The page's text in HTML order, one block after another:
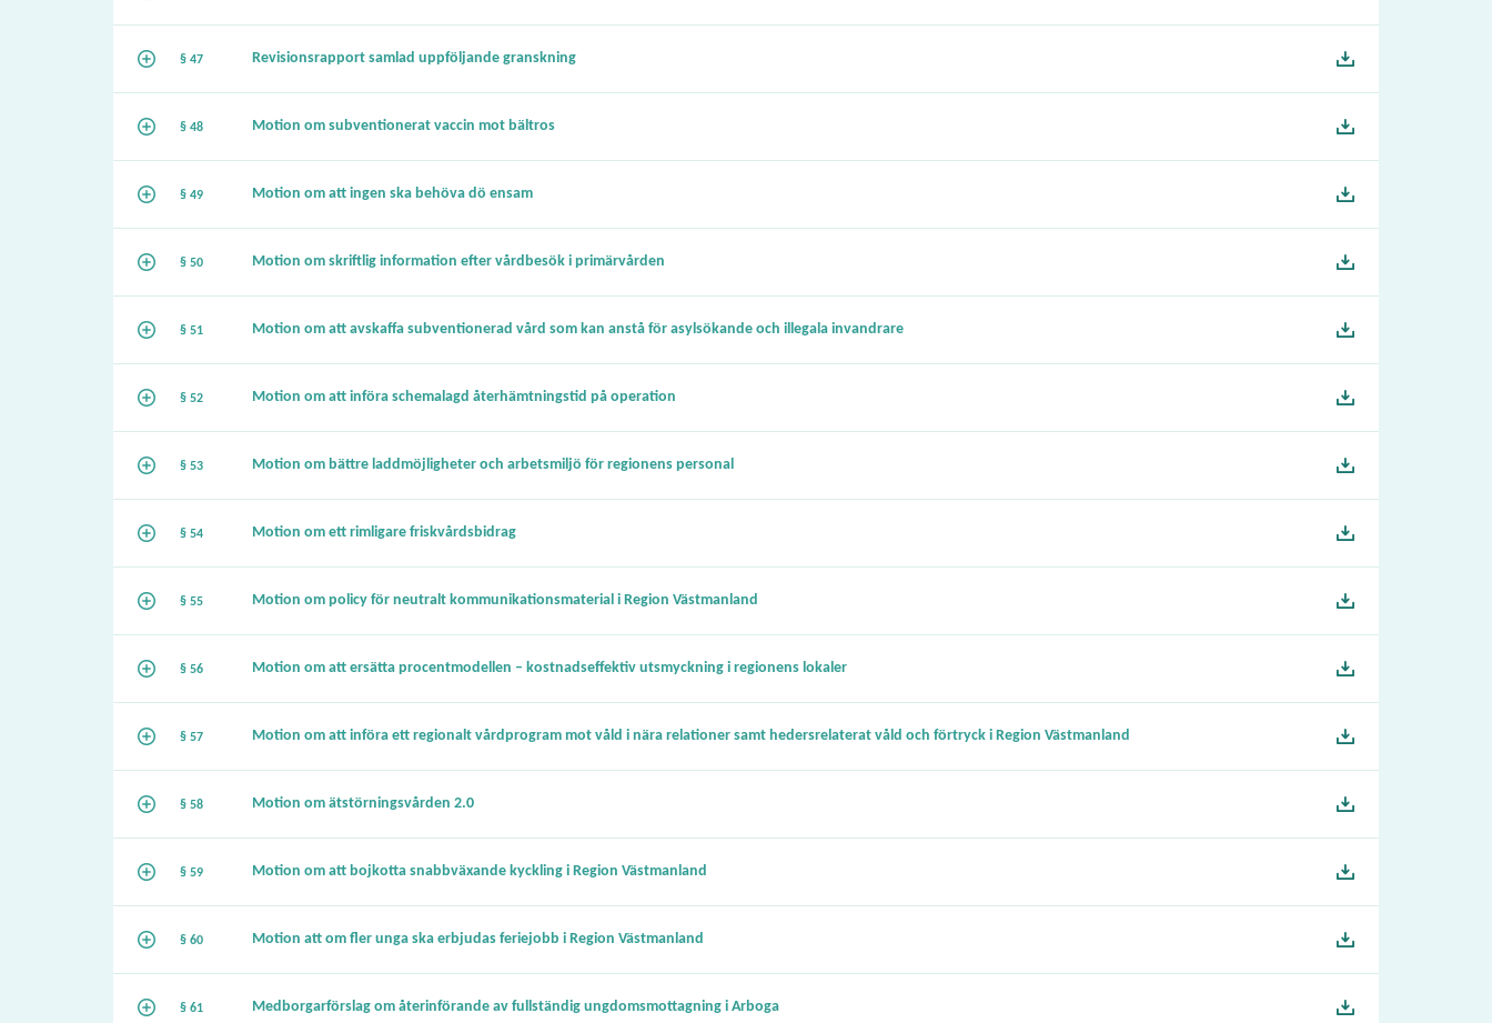
§ 47 Revisionsrapport samlad uppföljande granskning
§ 48 Motion om subventionerat vaccin mot bältros
§ 49 Motion om att ingen ska behöva dö ensam
§ 50 Motion om skriftlig information efter vårdbesök i primärvården
§ 51 Motion om att avskaffa subventionerad vård som kan anstå för asylsökande och illegala invandrare
§ 52 Motion om att införa schemalagd återhämtningstid på operation
§ 53 Motion om bättre laddmöjligheter och arbetsmiljö för regionens personal
§ 54 Motion om ett rimligare friskvårdsbidrag
§ 55 Motion om policy för neutralt kommunikationsmaterial i Region Västmanland
§ 56 Motion om att ersätta procentmodellen – kostnadseffektiv utsmyckning i regionens lokaler
§ 57 Motion om att införa ett regionalt vårdprogram mot våld i nära relationer samt hedersrelaterat våld och förtryck i Region Västmanland
§ 58 Motion om ätstörningsvården 2.0
§ 59 Motion om att bojkotta snabbväxande kyckling i Region Västmanland
§ 60 Motion att om fler unga ska erbjudas feriejobb i Region Västmanland
§ 61 Medborgarförslag om återinförande av fullständig ungdomsmottagning i Arboga